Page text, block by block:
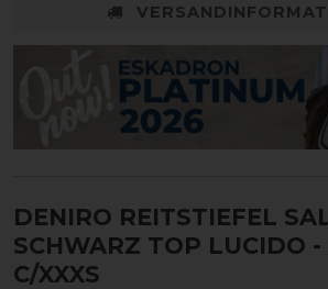
DENIRO REITSTIEFEL
SCHWARZ TOP LUCIDO -
C/XXXS